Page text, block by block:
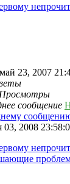
23, 2007
Просмотры
сообщение
2008